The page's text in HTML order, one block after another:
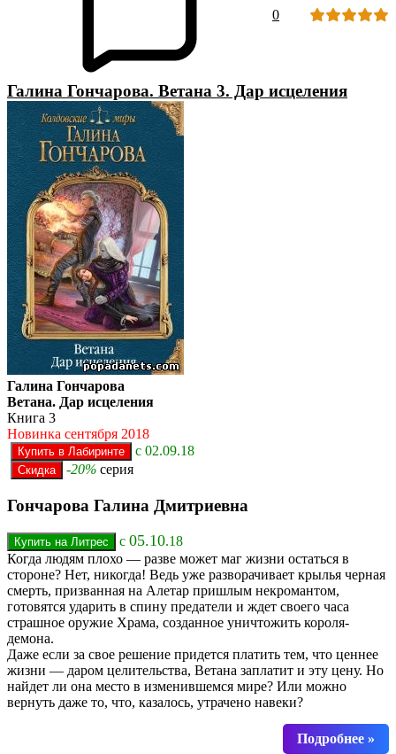
0
Галина Гончарова. Ветана 3. Дар исцеления
Галина Гончарова
Ветана. Дар исцеления
Книга 3
Новинка сентября 2018
c 02.09.18
-20% серия
Гончарова Галина Дмитриевна
с 05.10.18
Когда людям плохо — разве может маг жизни остаться в
стороне? Нет, никогда! Ведь уже разворачивает крылья черная
смерть, призванная на Алетар пришлым некромантом,
готовятся ударить в спину предатели и ждет своего часа
страшное оружие Храма, созданное уничтожить короля-
демона.
Даже если за свое решение придется платить тем, что ценнее
жизни — даром целительства, Ветана заплатит и эту цену. Но
найдет ли она место в изменившемся мире? Или можно
вернуть даже то, что, казалось, утрачено навеки?